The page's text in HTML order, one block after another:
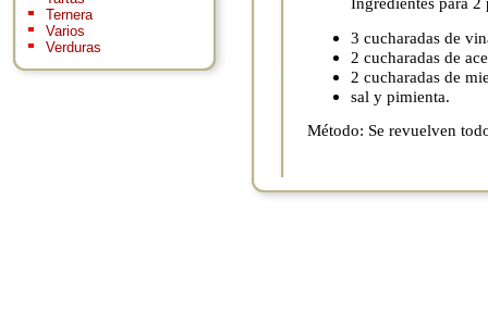
Ternera
Varios
Verduras
3 cucharadas de
2 cucharadas de
2 cucharadas de
sal y pimienta.
Método: Se revuelven